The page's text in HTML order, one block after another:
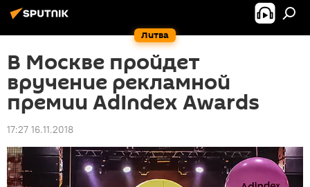
Литва
В Москве пройдет
вручение рекламной
премии AdIndex Awards
17:27 16.11.2018